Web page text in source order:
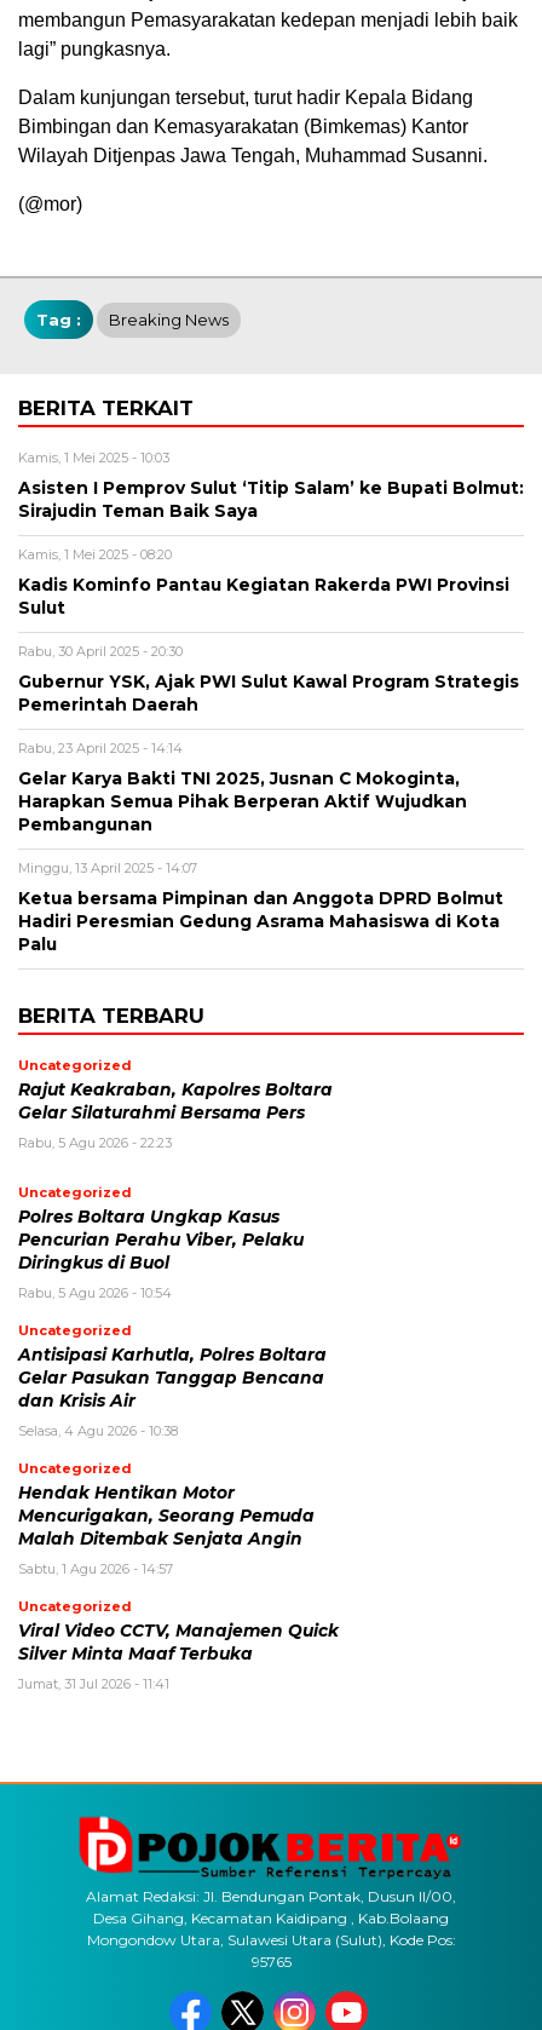
membangun Pemasyarakatan kedepan menjadi lebih baik
lagi” pungkasnya.
Dalam kunjungan tersebut, turut hadir Kepala Bidang
Bimbingan dan Kemasyarakatan (Bimkemas) Kantor
Wilayah Ditjenpas Jawa Tengah, Muhammad Susanni.
(@mor)
Tag : Breaking News
BERITA TERKAIT
Kamis, 1 Mei 2025 - 10:03
Asisten I Pemprov Sulut ‘Titip Salam’ ke Bupati Bolmut:
Sirajudin Teman Baik Saya
Kamis, 1 Mei 2025 - 08:20
Kadis Kominfo Pantau Kegiatan Rakerda PWI Provinsi
Sulut
Rabu, 30 April 2025 - 20:30
Gubernur YSK, Ajak PWI Sulut Kawal Program Strategis
Pemerintah Daerah
Rabu, 23 April 2025 - 14:14
Gelar Karya Bakti TNI 2025, Jusnan C Mokoginta,
Harapkan Semua Pihak Berperan Aktif Wujudkan
Pembangunan
Minggu, 13 April 2025 - 14:07
Ketua bersama Pimpinan dan Anggota DPRD Bolmut
Hadiri Peresmian Gedung Asrama Mahasiswa di Kota
Palu
BERITA TERBARU
Uncategorized
Rajut Keakraban, Kapolres Boltara
Gelar Silaturahmi Bersama Pers
Rabu, 5 Agu 2026 - 22:23
Uncategorized
Polres Boltara Ungkap Kasus
Pencurian Perahu Viber, Pelaku
Diringkus di Buol
Rabu, 5 Agu 2026 - 10:54
Uncategorized
Antisipasi Karhutla, Polres Boltara
Gelar Pasukan Tanggap Bencana
dan Krisis Air
Selasa, 4 Agu 2026 - 10:38
Uncategorized
Hendak Hentikan Motor
Mencurigakan, Seorang Pemuda
Malah Ditembak Senjata Angin
Sabtu, 1 Agu 2026 - 14:57
Uncategorized
Viral Video CCTV, Manajemen Quick
Silver Minta Maaf Terbuka
Jumat, 31 Jul 2026 - 11:41
Alamat Redaksi: Jl. Bendungan Pontak, Dusun II/00,
Desa Gihang, Kecamatan Kaidipang , Kab.Bolaang
Mongondow Utara, Sulawesi Utara (Sulut), Kode Pos:
95765